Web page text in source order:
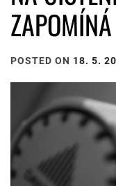
ZAPOMÍNÁ
POSTED ON 18. 5.